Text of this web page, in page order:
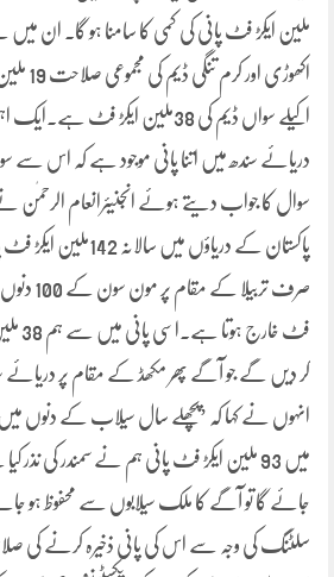
ملین ایکڑ فٹ پانی کی کمی کا سامنا ہو گا۔ ان میں
اکھوڑی
اکیلے سواں ڈیم کی 38ملین ایکڑ فٹ
دریائے سندھ میں اتنا پانی موجود ہے کہ اس سے
سوال کا جواب دیتے ہوئے انجنیئرانعام الرحمٰن نے
پاکستان کے دریاؤں میں
فٹ
کر دیں گے جو آگے پھر مکھڈ کے مقام پر دریائے
میں 93 ملین ایکڑ فٹ پانی ہم نے سمندر کی
جائے گا تو آگے کا ملک سیلابوں سے محفوظ ہو